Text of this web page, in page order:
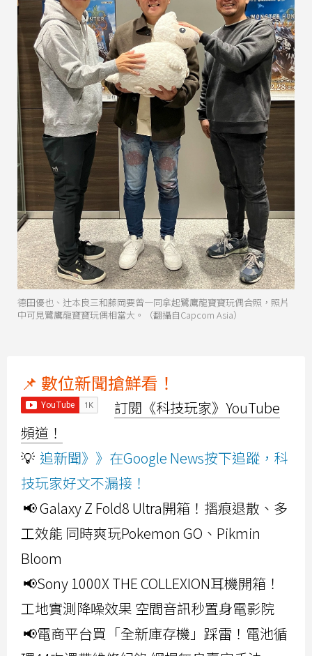
德田優也、辻本良三和藤岡要曾一同拿起鷺鷹龍寶寶玩偶合照，照片
中可見鷺鷹龍寶寶玩偶相當大。（翻攝自Capcom Asia）
📌 數位新聞搶鮮看！
訂閱《科技玩家》YouTube
頻道！
💡 追新聞》》在Google News按下追蹤，科
技玩家好文不漏接！
📢 Galaxy Z Fold8 Ultra開箱！摺痕退散、多
工效能 同時爽玩Pokemon GO、Pikmin
Bloom
📢Sony 1000X THE COLLEXION耳機開箱！
工地實測降噪效果 空間音訊秒置身電影院
📢電商平台買「全新庫存機」踩雷！電池循